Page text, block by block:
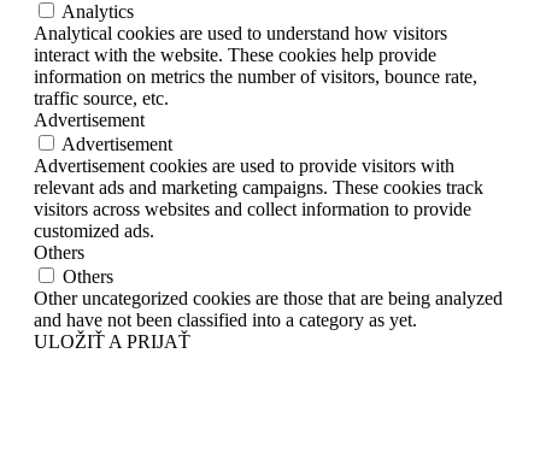
Analytics
Analytical cookies are used to understand how visitors
interact with the website. These cookies help provide
information on metrics the number of visitors, bounce rate,
traffic source, etc.
Advertisement
Advertisement
Advertisement cookies are used to provide visitors with
relevant ads and marketing campaigns. These cookies track
visitors across websites and collect information to provide
customized ads.
Others
Others
Other uncategorized cookies are those that are being analyzed
and have not been classified into a category as yet.
ULOŽIŤ A PRIJAŤ